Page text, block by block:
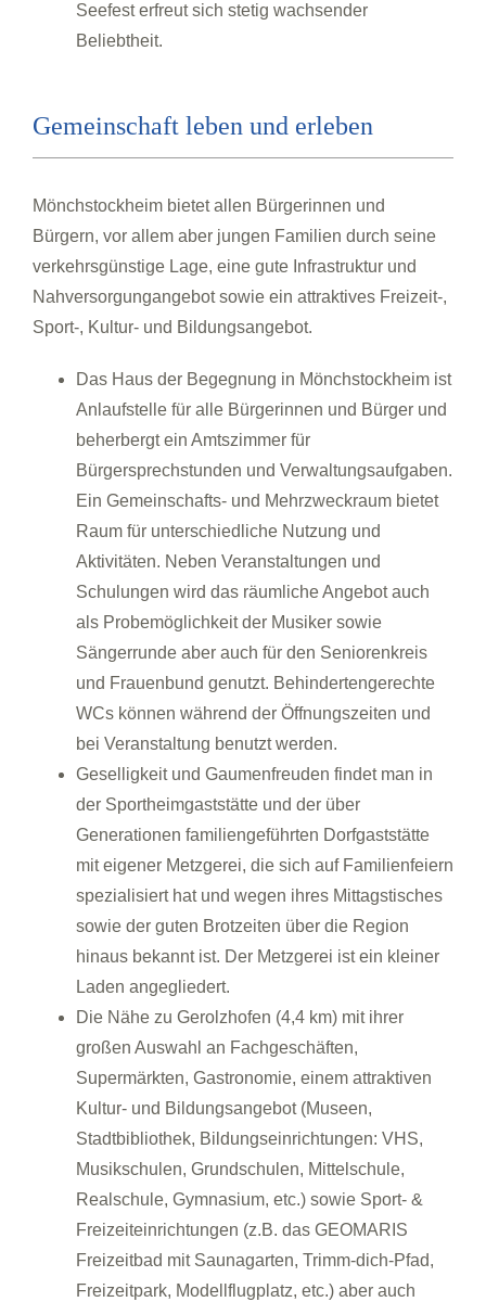
Seefest erfreut sich stetig wachsender
Beliebtheit.
Gemeinschaft leben und erleben
Mönchstockheim bietet allen Bürgerinnen und
Bürgern, vor allem aber jungen Familien durch seine
verkehrsgünstige Lage, eine gute Infrastruktur und
Nahversorgungangebot sowie ein attraktives Freizeit-,
Sport-, Kultur- und Bildungsangebot.
Das Haus der Begegnung in Mönchstockheim ist
Anlaufstelle für alle Bürgerinnen und Bürger und
beherbergt ein Amtszimmer für
Bürgersprechstunden und Verwaltungsaufgaben.
Ein Gemeinschafts- und Mehrzweckraum bietet
Raum für unterschiedliche Nutzung und
Aktivitäten. Neben Veranstaltungen und
Schulungen wird das räumliche Angebot auch
als Probemöglichkeit der Musiker sowie
Sängerrunde aber auch für den Seniorenkreis
und Frauenbund genutzt. Behindertengerechte
WCs können während der Öffnungszeiten und
bei Veranstaltung benutzt werden.
Geselligkeit und Gaumenfreuden findet man in
der Sportheimgaststätte und der über
Generationen familiengeführten Dorfgaststätte
mit eigener Metzgerei, die sich auf Familienfeiern
spezialisiert hat und wegen ihres Mittagstisches
sowie der guten Brotzeiten über die Region
hinaus bekannt ist. Der Metzgerei ist ein kleiner
Laden angegliedert.
Die Nähe zu Gerolzhofen (4,4 km) mit ihrer
großen Auswahl an Fachgeschäften,
Supermärkten, Gastronomie, einem attraktiven
Kultur- und Bildungsangebot (Museen,
Stadtbibliothek, Bildungseinrichtungen: VHS,
Musikschulen, Grundschulen, Mittelschule,
Realschule, Gymnasium, etc.) sowie Sport- &
Freizeiteinrichtungen (z.B. das GEOMARIS
Freizeitbad mit Saunagarten, Trimm-dich-Pfad,
Freizeitpark, Modellflugplatz, etc.) aber auch